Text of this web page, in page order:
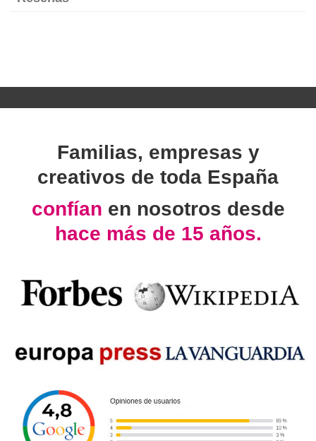
Familias, empresas y
creativos de toda España
confían en nosotros desde
hace más de 15 años.